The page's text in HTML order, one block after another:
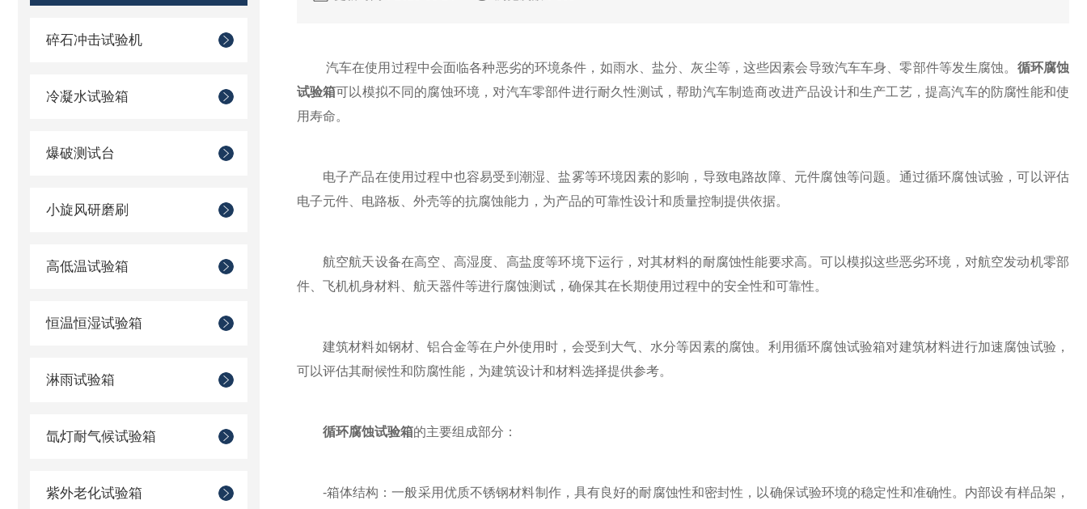
碎石冲击试验机
冷凝水试验箱
爆破测试台
小旋风研磨刷
高低温试验箱
恒温恒湿试验箱
淋雨试验箱
氙灯耐气候试验箱
紫外老化试验箱
汽车在使用过程中会面临各种恶劣的环境条件，如雨水、盐分、灰尘等，这些因素会导致汽车车身、零部件等发生腐蚀。 循环腐蚀
试验箱可以模拟不同的腐蚀环境，对汽车零部件进行耐久性测试，帮助汽车制造商改进产品设计和生产工艺，提高汽车的防腐性能和使
用寿命。
电子产品在使用过程中也容易受到潮湿、盐雾等环境因素的影响，导致电路故障、元件腐蚀等问题。通过循环腐蚀试验，可以评估
电子元件、电路板、外壳等的抗腐蚀能力，为产品的可靠性设计和质量控制提供依据。
航空航天设备在高空、高湿度、高盐度等环境下运行，对其材料的耐腐蚀性能要求高。可以模拟这些恶劣环境，对航空发动机零部
件、飞机机身材料、航天器件等进行腐蚀测试，确保其在长期使用过程中的安全性和可靠性。
建筑材料如钢材、铝合金等在户外使用时，会受到大气、水分等因素的腐蚀。利用循环腐蚀试验箱对建筑材料进行加速腐蚀试验，
可以评估其耐候性和防腐性能，为建筑设计和材料选择提供参考。
循环腐蚀试验箱的主要组成部分：
-箱体结构：一般采用优质不锈钢材料制作，具有良好的耐腐蚀性和密封性，以确保试验环境的稳定性和准确性。内部设有样品架，